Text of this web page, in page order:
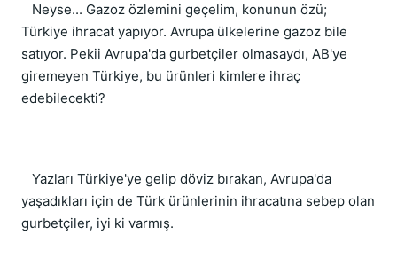
Neyse... Gazoz özlemini geçelim, konunun özü;
Türkiye ihracat yapıyor. Avrupa ülkelerine gazoz bile
satıyor. Pekii Avrupa'da gurbetçiler olmasaydı, AB'ye
giremeyen Türkiye, bu ürünleri kimlere ihraç
edebilecekti?
Yazları Türkiye'ye gelip döviz bırakan, Avrupa'da
yaşadıkları için de Türk ürünlerinin ihracatına sebep olan
gurbetçiler, iyi ki varmış.